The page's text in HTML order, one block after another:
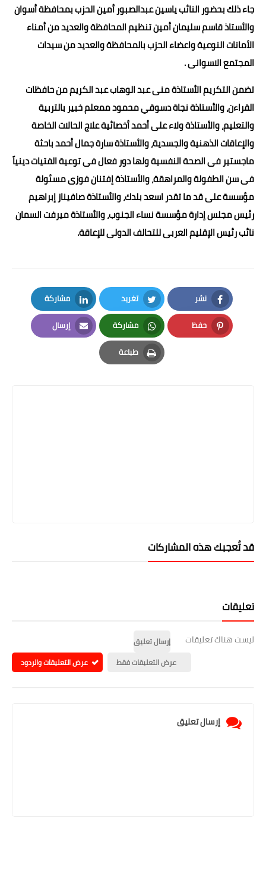
جاء ذلك بحضور النائب ياسين عبدالصبور أمين الحزب بمحافظة أسوان
والأستاذ قاسم سليمان أمين تنظيم المحافظة والعديد من أمناء
الأمانات النوعية واعضاء الحزب بالمحافظة والعديد من سيدات
المجتمع الاسوانى .
تضمن التكريم الأستاذة منى عبد الوهاب عبد الكريم من حافظات
القراءن، والأستاذة نجاة دسوقي محمود ممعلم خبير بالتربية
والتعليم، والأستاذة ولاء على أحمد أخصائية علاج الحالات الخاصة
والإعاقات الذهنية والجسدية، والأستاذة سارة جمال أحمد باحثة
ماجستير فى الصحة النفسية ولها دور فعال فى توعية الفتيات دينياً
فى سن الطفولة والمراهقة، والأستاذة إفتنان فوزى مسئولة
مؤسسة على قد ما تقدر اسعد بلدك، والأستاذة صافيناز إبراهيم
رئيس مجلس إدارة مؤسسة نساء الجنوب، والأستاذة ميرفت السمان
نائب رئيس الإقليم العربى للتحالف الدولى للإعاقة.
نشر
Facebook
تغريد
Twitter
مشاركة
LinkedIn
حفظ
Pinterest
مشاركة
Whatsapp
إرسال
Email
طباعة
Print
قد تُعجبك هذه المشاركات
تعليقات
ليست هناك تعليقات
إرسال تعليق
عرض التعليقات فقط
عرض التعليقات والردود
إرسال تعليق